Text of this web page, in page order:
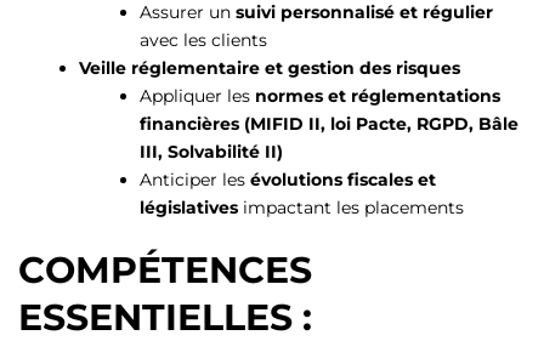
Assurer un suivi personnalisé et régulier
avec les clients
Veille réglementaire et gestion des risques
Appliquer les normes et réglementations
financières (MIFID II, loi Pacte, RGPD, Bâle
III, Solvabilité II)
Anticiper les évolutions fiscales et
législatives impactant les placements
COMPÉTENCES
ESSENTIELLES :